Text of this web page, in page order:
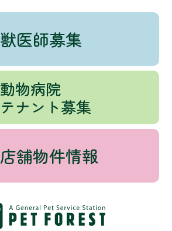
獣医師募集
動物病院
テナント募集
店舗物件情報